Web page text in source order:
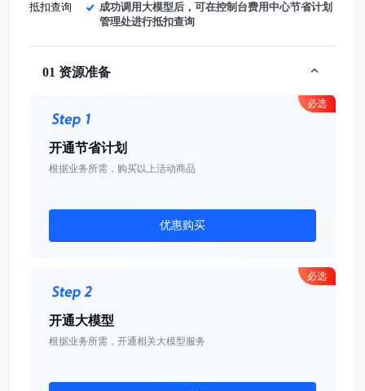
抵扣查询
成功调用大模型后，可在控制台费用中心节省计划
管理处进行抵扣查询
01 资源准备
必选
开通节省计划
根据业务所需，购买以上活动商品
优惠购买
必选
开通大模型
根据业务所需，开通相关大模型服务